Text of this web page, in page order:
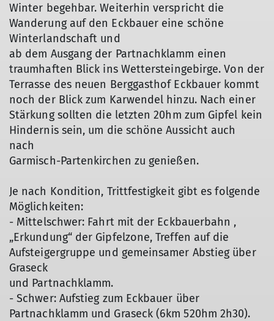
Winter begehbar. Weiterhin verspricht die
Wanderung auf den Eckbauer eine schöne
Winterlandschaft und
ab dem Ausgang der Partnachklamm einen
traumhaften Blick ins Wettersteingebirge. Von der
Terrasse des neuen Berggasthof Eckbauer kommt
noch der Blick zum Karwendel hinzu. Nach einer
Stärkung sollten die letzten 20hm zum Gipfel kein
Hindernis sein, um die schöne Aussicht auch
nach
Garmisch-Partenkirchen zu genießen.
Je nach Kondition, Trittfestigkeit gibt es folgende
Möglichkeiten:
- Mittelschwer: Fahrt mit der Eckbauerbahn ,
„Erkundung“ der Gipfelzone, Treffen auf die
Aufsteigergruppe und gemeinsamer Abstieg über
Graseck
und Partnachklamm.
- Schwer: Aufstieg zum Eckbauer über
Partnachklamm und Graseck (6km 520hm 2h30).